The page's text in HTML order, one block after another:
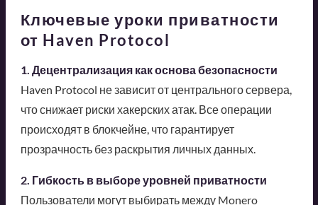
Ключевые уроки приватности
от Haven Protocol
1. Децентрализация как основа безопасности
Haven Protocol не зависит от центрального сервера,
что снижает риски хакерских атак. Все операции
происходят в блокчейне, что гарантирует
прозрачность без раскрытия личных данных.
2. Гибкость в выборе уровней приватности
Пользователи могут выбирать между Monero